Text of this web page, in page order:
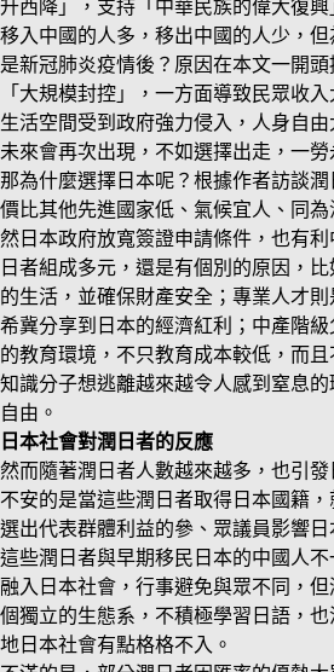
升西降」，支持「中華民族的偉大復
移入中國的人多，移出中國的人少，
是新冠肺炎疫情後？原因在本文一開
「大規模封控」，一方面導致民眾收
生活空間受到政府強力侵入，人身自
未來會再次出現，不如選擇出走，一勞
那為什麼選擇日本呢？根據作者訪談
價比其他先進國家低、氣候宜人、同
然日本政府放寬簽證申請條件，也有
日者組成多元，還是有個別的原因，
的生活，並確保財產安全；專業人才則
希冀分享到日本的經濟紅利；中產階
的教育環境，不只教育成本較低，而
知識分子想逃離越來越令人感到窒息
自由。
日本社會對潤日者的反應
然而隨著潤日者人數越來越多，也引發
不安的是當這些潤日者取得日本國籍
選出代表群體利益的參、眾議員影響
這些潤日者與早期移民日本的中國人
融入日本社會，行事避免與眾不同，
個獨立的生態系，不積極學習日語，
地日本社會有點格格不入。